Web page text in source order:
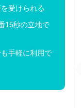
受けられる
15秒の立地で
手軽に利用で